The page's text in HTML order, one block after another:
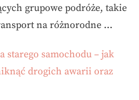
grupowe podróże, takie
na różnorodne …
starego samochodu – jak
drogich awarii oraz